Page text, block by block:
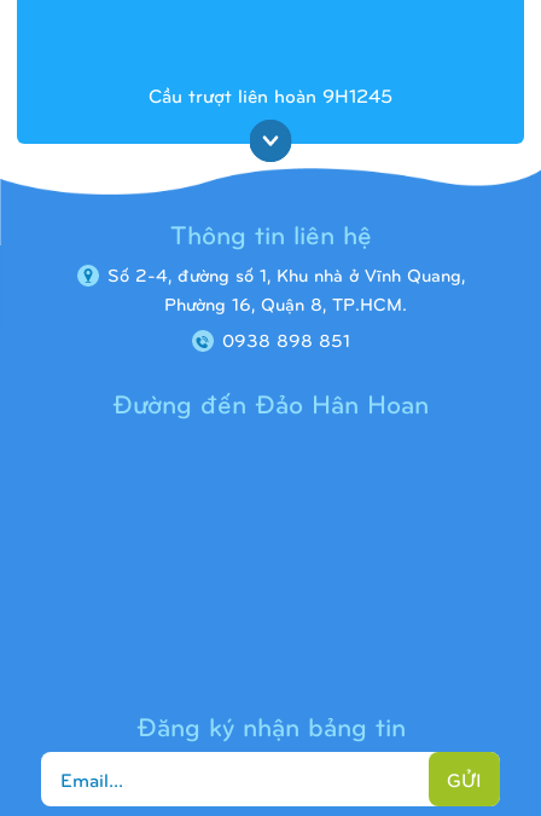
Cầu trượt liên hoàn 9H1245
Thông tin liên hệ
Số 2-4, đường số 1, Khu nhà ở Vĩnh Quang,
Phường 16, Quận 8, TP.HCM.
0938 898 851
Đường đến Đảo Hân Hoan
Đăng ký nhận bảng tin
GỬI